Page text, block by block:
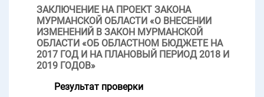
ЗАКЛЮЧЕНИЕ НА ПРОЕКТ ЗАКОНА
МУРМАНСКОЙ ОБЛАСТИ «О ВНЕСЕНИИ
ИЗМЕНЕНИЙ В ЗАКОН МУРМАНСКОЙ
ОБЛАСТИ «ОБ ОБЛАСТНОМ БЮДЖЕТЕ НА
2017 ГОД И НА ПЛАНОВЫЙ ПЕРИОД 2018 И
2019 ГОДОВ»
Результат проверки